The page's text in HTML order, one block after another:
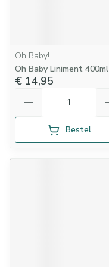
Oh Baby!
Oh Baby Liniment 400ml
€ 14,95
Bestel